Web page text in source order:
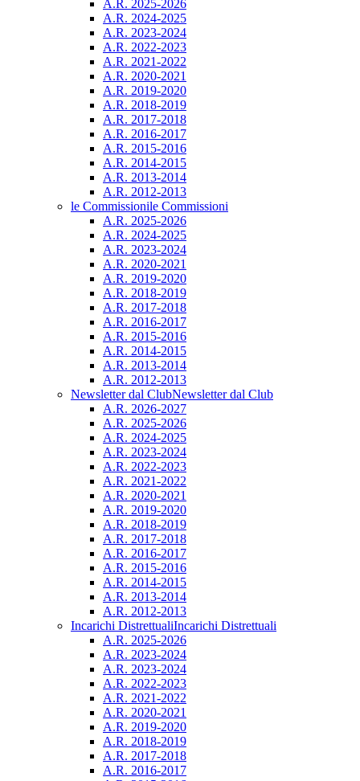
A.R. 2025-2026
A.R. 2024-2025
A.R. 2023-2024
A.R. 2022-2023
A.R. 2021-2022
A.R. 2020-2021
A.R. 2019-2020
A.R. 2018-2019
A.R. 2017-2018
A.R. 2016-2017
A.R. 2015-2016
A.R. 2014-2015
A.R. 2013-2014
A.R. 2012-2013
le Commissionile Commissioni
A.R. 2025-2026
A.R. 2024-2025
A.R. 2023-2024
A.R. 2020-2021
A.R. 2019-2020
A.R. 2018-2019
A.R. 2017-2018
A.R. 2016-2017
A.R. 2015-2016
A.R. 2014-2015
A.R. 2013-2014
A.R. 2012-2013
Newsletter dal ClubNewsletter dal Club
A.R. 2026-2027
A.R. 2025-2026
A.R. 2024-2025
A.R. 2023-2024
A.R. 2022-2023
A.R. 2021-2022
A.R. 2020-2021
A.R. 2019-2020
A.R. 2018-2019
A.R. 2017-2018
A.R. 2016-2017
A.R. 2015-2016
A.R. 2014-2015
A.R. 2013-2014
A.R. 2012-2013
Incarichi DistrettualiIncarichi Distrettuali
A.R. 2025-2026
A.R. 2023-2024
A.R. 2023-2024
A.R. 2022-2023
A.R. 2021-2022
A.R. 2020-2021
A.R. 2019-2020
A.R. 2018-2019
A.R. 2017-2018
A.R. 2016-2017